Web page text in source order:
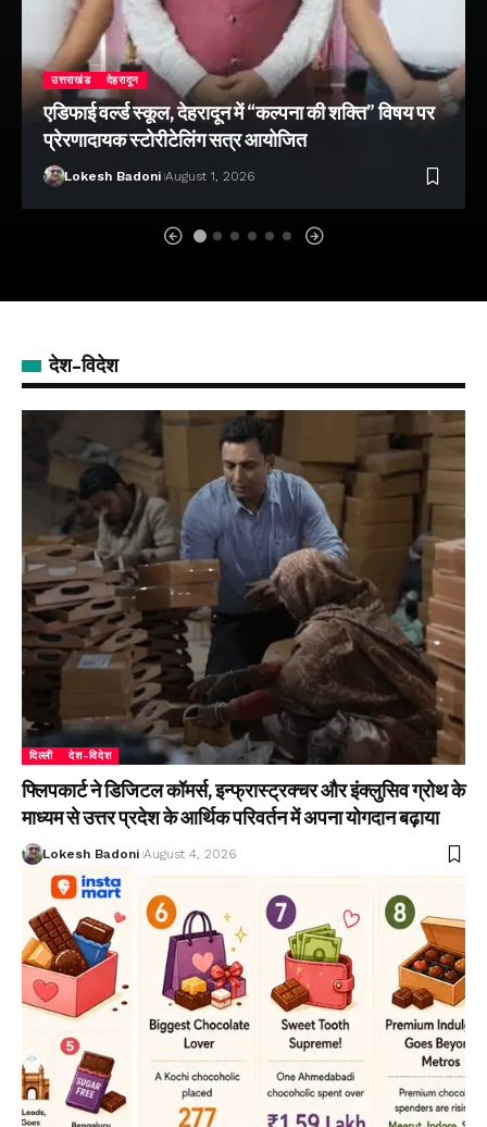
उत्तराखंड देहरादून
एडिफाई वर्ल्ड स्कूल, देहरादून में “कल्पना की शक्ति” विषय पर
प्रेरणादायक स्टोरीटेलिंग सत्र आयोजित
Lokesh Badoni August 1, 2026
देश-विदेश
दिल्ली देश-विदेश
फ्लिपकार्ट ने डिजिटल कॉमर्स, इन्फ्रास्ट्रक्चर और इंक्लुसिव ग्रोथ के
माध्यम से उत्तर प्रदेश के आर्थिक परिवर्तन में अपना योगदान बढ़ाया
Lokesh Badoni August 4, 2026